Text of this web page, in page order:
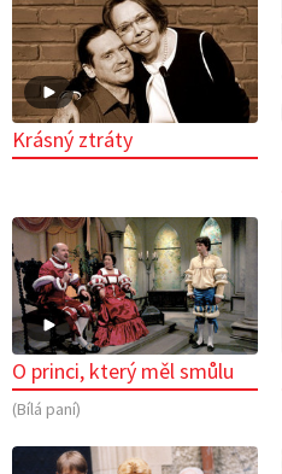
Krásný ztráty
O princi, který měl smůlu
(Bílá paní)